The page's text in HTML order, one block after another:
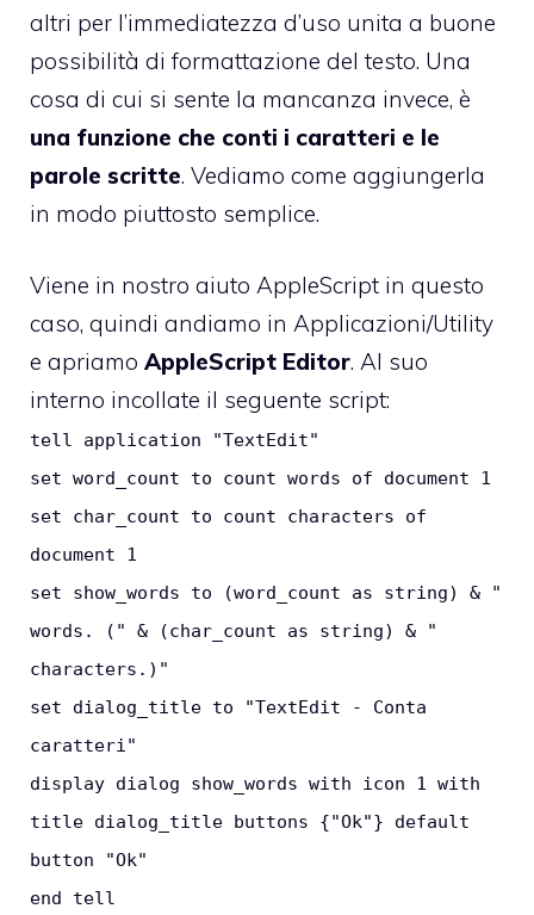
altri per l’immediatezza d’uso unita a buone
possibilità di formattazione del testo. Una
cosa di cui si sente la mancanza invece, è
una funzione che conti i caratteri e le
parole scritte. Vediamo come aggiungerla
in modo piuttosto semplice.
Viene in nostro aiuto AppleScript in questo
caso, quindi andiamo in Applicazioni/Utility
e apriamo AppleScript Editor. Al suo
interno incollate il seguente script:
tell application "TextEdit"
set word_count to count words of document 1
set char_count to count characters of
document 1
set show_words to (word_count as string) & "
words. (" & (char_count as string) & "
characters.)"
set dialog_title to "TextEdit - Conta
caratteri"
display dialog show_words with icon 1 with
title dialog_title buttons {"Ok"} default
button "Ok"
end tell